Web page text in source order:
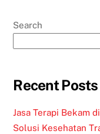
Search
Recent Posts
Jasa Terapi Bekam
Solusi Kesehatan